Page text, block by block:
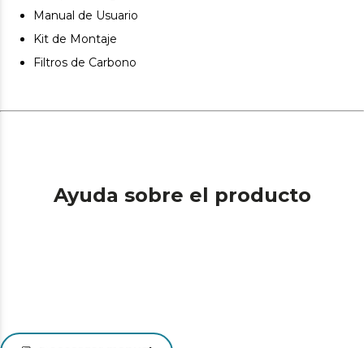
Manual de Usuario
Kit de Montaje
Filtros de Carbono
Ayuda sobre el producto